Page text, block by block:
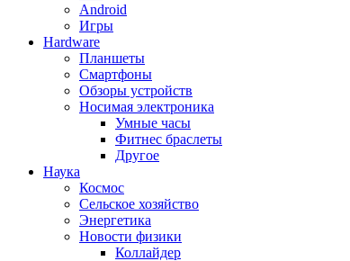
Android
Игры
Hardware
Планшеты
Смартфоны
Обзоры устройств
Носимая электроника
Умные часы
Фитнес браслеты
Другое
Наука
Космос
Сельское хозяйство
Энергетика
Новости физики
Коллайдер